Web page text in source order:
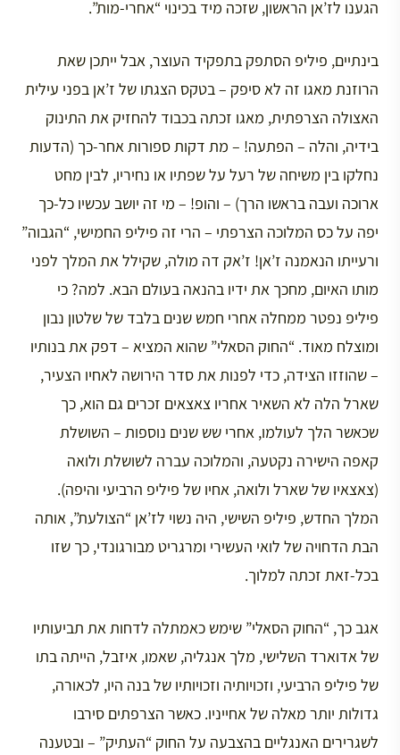
הגענו לז’אן הראשון, שזכה מיד בכינוי “אחרי-מות”.
בינתיים, פיליפ הסתפק בתפקיד העוצר, אבל ייתכן שאת
הרוזנת מאגו זה לא סיפק – בטקס הצגתו של ז’אן בפני עילית
האצולה הצרפתית, מאגו זכתה בכבוד להחזיק את התינוק
בידיה, והלה – הפתעה! – מת דקות ספורות אחר-כך (הדעות
נחלקו בין משיחה של רעל על שפתיו או נחיריו, לבין מחט
ארוכה ועבה בראשו הרך) – והופ! – מי זה יושב עכשיו כל-כך
יפה על כס המלוכה הצרפתי – הרי זה פיליפ החמישי, “הגבוה”
ורעייתו הנאמנה ז’אן! ז’אק דה מולה, שקילל את המלך לפני
מותו האיום, מחכך את ידיו בהנאה בעולם הבא. למה? כי
פיליפ נפטר ממחלה אחרי חמש שנים בלבד של שלטון נבון
ומוצלח מאוד. “החוק הסאלי” שהוא המציא – דפק את בנותיו
– שהוזזו הצידה, כדי לפנות את סדר הירושה לאחיו הצעיר,
שארל הלה לא השאיר אחריו צאצאים זכרים גם הוא, כך
שכאשר הלך לעולמו, אחרי שש שנים נוספות – השושלת
קאפה הישירה נקטעה, והמלוכה עברה לשושלת ולואה
(צאצאיו של שארל ולואה, אחיו של פיליפ הרביעי והיפה).
המלך החדש, פיליפ השישי, היה נשוי לז’אן “הצולעת”, אותה
הבת הדחויה של לואי העשירי ומרגריט מבורגונדי, כך שזו
בכל-זאת זכתה למלוך.
אגב כך, “החוק הסאלי” שימש כאמתלה לדחות את תביעותיו
של אדוארד השלישי, מלך אנגליה, שאמו, איזבל, הייתה בתו
של פיליפ הרביעי, וזכויותיה וזכויותיו של בנה היו, לכאורה,
גדולות יותר מאלה של אחייניו. כאשר הצרפתים סירבו
לשגרירים האנגליים בהצבעה על החוק “העתיק” – ובטענה